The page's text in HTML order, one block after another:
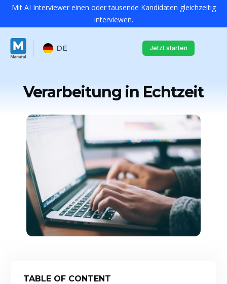
Mit AI Interviewer einen oder tausende Kandidaten gleichzeitig
interviewen.
DE Jetzt starten
Verarbeitung in Echtzeit
TABLE OF CONTENT